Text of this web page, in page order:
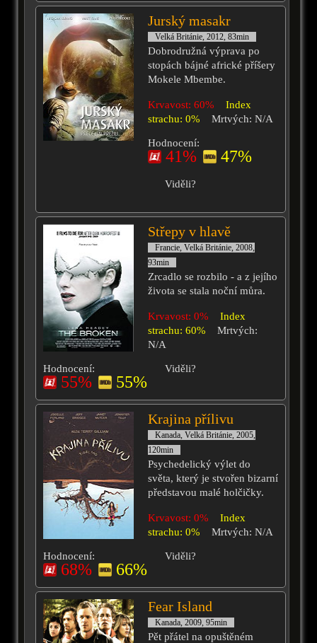
Jurský masakr
Velká Británie, 2012, 83min
Dobrodružná výprava po
stopách bájné africké příšery
Mokele Mbembe.
Krvavost: 60%
Index
strachu: 0%
Mrtvých: N/A
Hodnocení:
41% 47%
Viděli?
Střepy v hlavě
Francie, Velká Británie, 2008,
93min
Zrcadlo se rozbilo - a z jejího
života se stala noční můra.
Krvavost: 0%
Index
strachu: 60%
Mrtvých:
N/A
Hodnocení:
55% 55%
Viděli?
Krajina přílivu
Kanada, Velká Británie, 2005,
120min
Psychedelický výlet do
světa, který je stvořen bizarní
představou malé holčičky.
Krvavost: 0%
Index
strachu: 0%
Mrtvých: N/A
Hodnocení:
68% 66%
Viděli?
Fear Island
Kanada, 2009, 95min
Pět přátel na opuštěném